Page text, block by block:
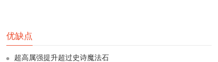
优缺点
超高属强提升超过史诗魔法石